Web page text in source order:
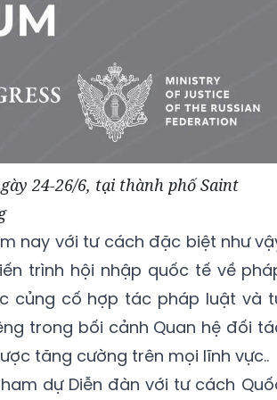
24-26/6, tại thành phố Saint
nay với tư cách đặc biệt như
trình hội nhập quốc tế về
củng cố hợp tác pháp luật và
trong bối cảnh Quan hệ đối
tăng cường trên mọi lĩnh vực..
dự Diễn đàn với tư cách